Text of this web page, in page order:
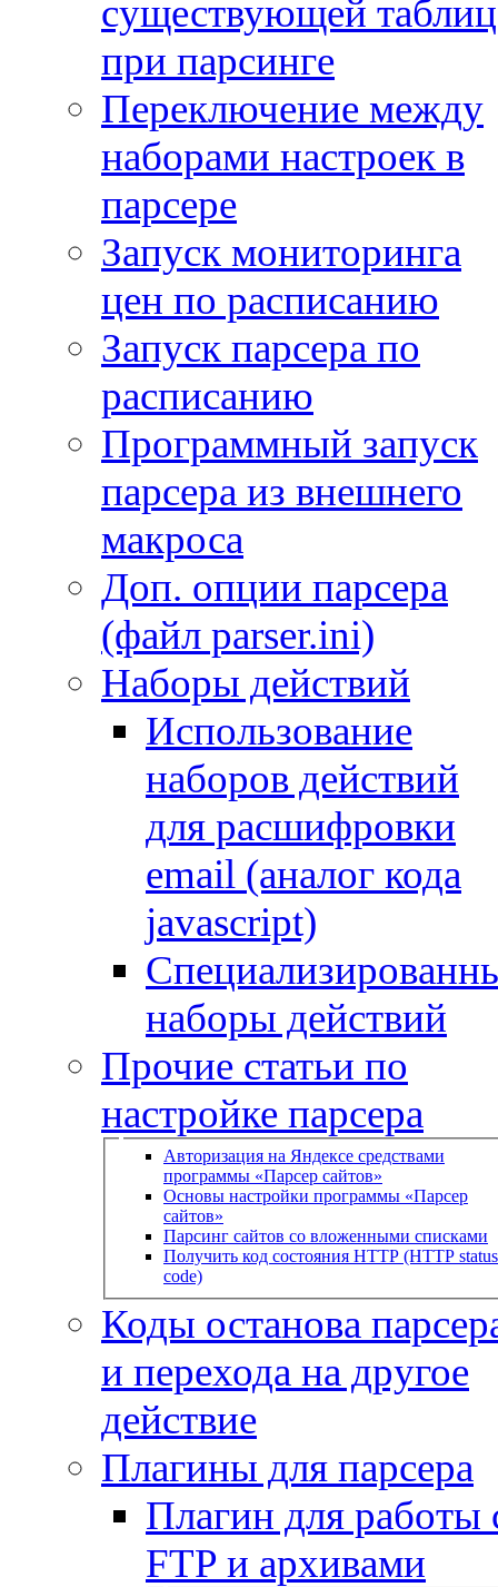
существующей
при парсинге
Переключение между
наборами настроек в
парсере
Запуск мониторинга
цен по расписанию
Запуск парсера по
расписанию
Программный запуск
парсера из внешнего
макроса
Доп. опции парсера
(файл parser.ini)
Наборы действий
Использование
наборов действий
для расшифровки
email (аналог кода
javascript)
наборы действий
Прочие статьи по
настройке парсера
Авторизация на Яндексе средствами
программы «Парсер сайтов»
Основы настройки программы «Парсер
сайтов»
Парсинг сайтов со вложенными списками
Получить код состояния HTTP (HTTP status
code)
Коды останова
и перехода на другое
действие
Плагины для парсера
Плагин для работы
FTP и архивами